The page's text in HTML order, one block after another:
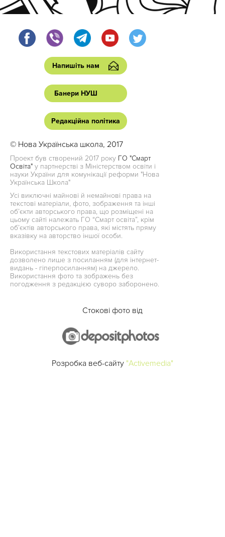
Напишіть нам
Банери НУШ
Редакційна політика
© Нова Українська школа, 2017
Проект був створений 2017 року ГО "Смарт
Освіта" у партнерстві з Міністерством освіти і
науки України для комунікації реформи "Нова
Українська Школа"
Усі виключні майнові й немайнові права на
текстові матеріали, фото, зображення та інші
об’єкти авторського права, що розміщені на
цьому сайті належать ГО “Смарт освіта”, крім
об’єктів авторського права, які містять пряму
вказівку на авторство іншої особи.
Використання текстових матеріалів сайту
дозволено лише з посиланням (для інтернет-
видань - гіперпосиланням) на джерело.
Використання фото та зображень без
погодження з редакцією суворо заборонено.
Стокові фото від
Розробка веб-сайту "Activemedia"